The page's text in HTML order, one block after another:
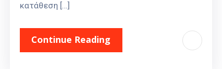
κατάθεση […]
Continue Reading